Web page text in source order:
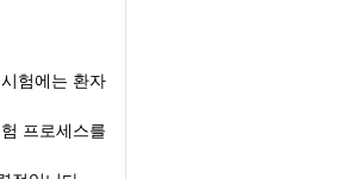
험에는 환자
프로세스를